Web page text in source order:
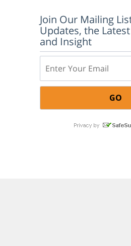
Join Our Mailing
Updates, the
and Insight